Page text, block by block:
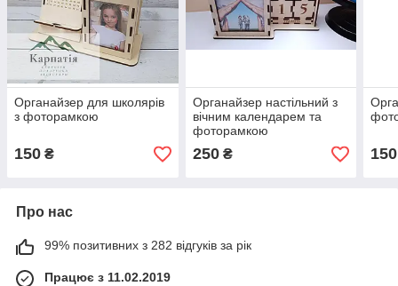
Органайзер для школярів
з фоторамкою
150 ₴
Органайзер настільний з
вічним календарем та
фоторамкою
250₴ 150
Про нас
99% позитивних з 282 відгуків за рік
Працює з 11.02.2019